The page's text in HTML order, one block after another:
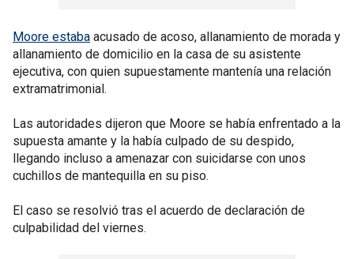
Moore estaba acusado de acoso, allanamiento de morada y
allanamiento de domicilio en la casa de su asistente
ejecutiva, con quien supuestamente mantenía una relación
extramatrimonial.
Las autoridades dijeron que Moore se había enfrentado a la
supuesta amante y la había culpado de su despido,
llegando incluso a amenazar con suicidarse con unos
cuchillos de mantequilla en su piso.
El caso se resolvió tras el acuerdo de declaración de
culpabilidad del viernes.